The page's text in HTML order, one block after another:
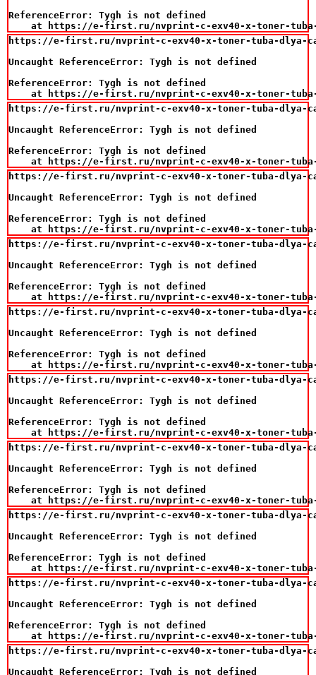
ReferenceError: Tygh is not defined
at https://e-first.ru/nvprint-c-exv40-x-toner-
https://e-first.ru/nvprint-c-exv40-x-toner-tuba-dlya-
Uncaught ReferenceError: Tygh is not defined
ReferenceError: Tygh is not defined
at https://e-first.ru/nvprint-c-exv40-x-toner-
https://e-first.ru/nvprint-c-exv40-x-toner-tuba-dlya-
Uncaught ReferenceError: Tygh is not defined
ReferenceError: Tygh is not defined
at https://e-first.ru/nvprint-c-exv40-x-toner-
https://e-first.ru/nvprint-c-exv40-x-toner-tuba-dlya-
Uncaught ReferenceError: Tygh is not defined
ReferenceError: Tygh is not defined
at https://e-first.ru/nvprint-c-exv40-x-toner-
https://e-first.ru/nvprint-c-exv40-x-toner-tuba-dlya-
Uncaught ReferenceError: Tygh is not defined
ReferenceError: Tygh is not defined
at https://e-first.ru/nvprint-c-exv40-x-toner-
https://e-first.ru/nvprint-c-exv40-x-toner-tuba-dlya-
Uncaught ReferenceError: Tygh is not defined
ReferenceError: Tygh is not defined
at https://e-first.ru/nvprint-c-exv40-x-toner-
https://e-first.ru/nvprint-c-exv40-x-toner-tuba-dlya-
Uncaught ReferenceError: Tygh is not defined
ReferenceError: Tygh is not defined
at https://e-first.ru/nvprint-c-exv40-x-toner-
https://e-first.ru/nvprint-c-exv40-x-toner-tuba-dlya-
Uncaught ReferenceError: Tygh is not defined
ReferenceError: Tygh is not defined
at https://e-first.ru/nvprint-c-exv40-x-toner-
https://e-first.ru/nvprint-c-exv40-x-toner-tuba-dlya-
Uncaught ReferenceError: Tygh is not defined
ReferenceError: Tygh is not defined
at https://e-first.ru/nvprint-c-exv40-x-toner-
https://e-first.ru/nvprint-c-exv40-x-toner-tuba-dlya-
Uncaught ReferenceError: Tygh is not defined
ReferenceError: Tygh is not defined
at https://e-first.ru/nvprint-c-exv40-x-toner-
https://e-first.ru/nvprint-c-exv40-x-toner-tuba-dlya-
Uncaught ReferenceError: Tygh is not defined